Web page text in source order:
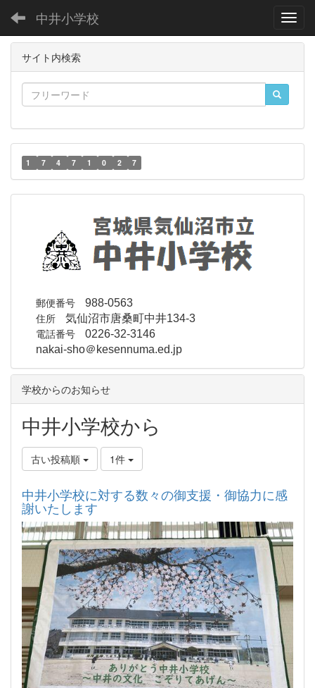
中井小学校
サイト内検索
1 7 4 7 1 0 2 7
郵便番号 988-0563
住所 気仙沼市唐桑町中井134-3
電話番号 0226-32-3146
nakai-sho＠kesennuma.ed.jp
学校からのお知らせ
中井小学校から
古い投稿順 1件
中井小学校に対する数々の御支援・御協力に感
謝いたします